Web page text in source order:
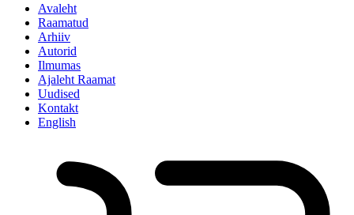
Avaleht
Raamatud
Arhiiv
Autorid
Ilmumas
Ajaleht Raamat
Uudised
Kontakt
English